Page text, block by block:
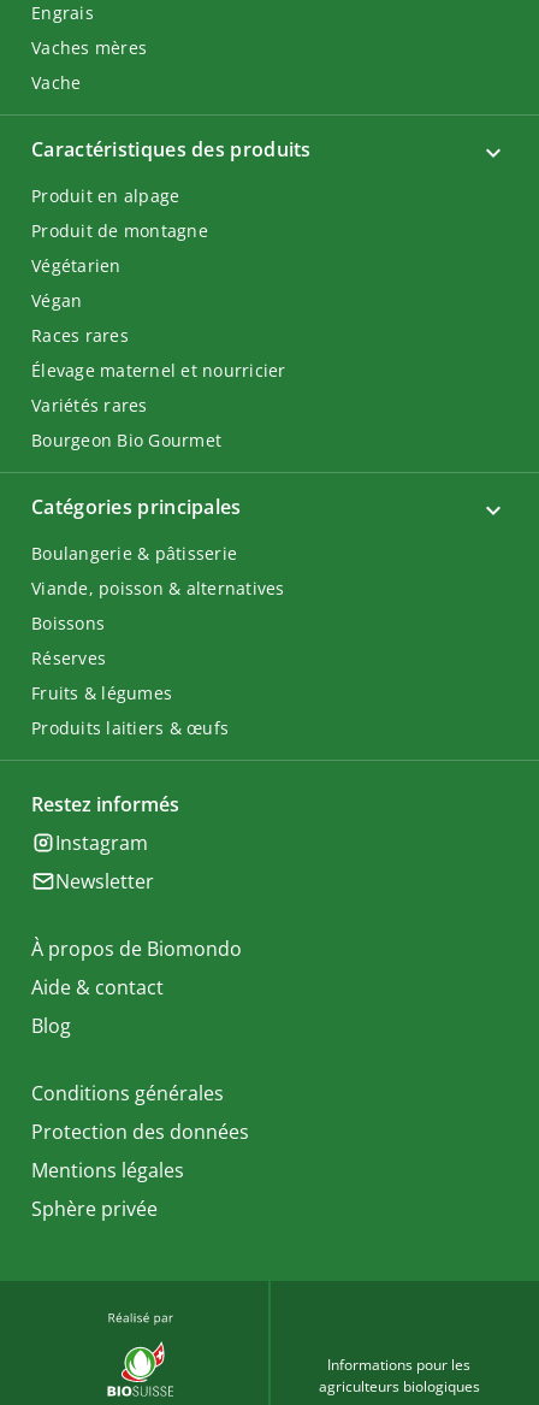
Engrais
Vaches mères
Vache
Catégories principales
Boulangerie & pâtisserie
Viande, poisson & alternatives
Boissons
Réserves
Fruits & légumes
Produits laitiers & œufs
Caractéristiques des produits
Produit en alpage
Produit de montagne
Végétarien
Végan
Races rares
Élevage maternel et nourricier
Variétés rares
Bourgeon Bio Gourmet
Restez informés
Instagram
Newsletter
À propos de Biomondo
Aide & contact
Blog
Conditions générales
Protection des données
Mentions légales
Sphère privée
Informations pour les
agriculteurs biologiques